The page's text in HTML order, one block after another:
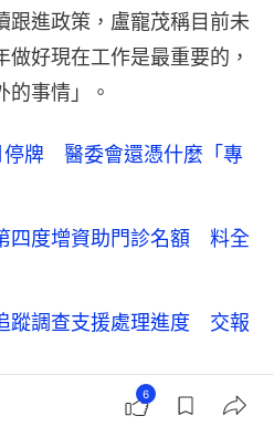
跟進政策，盧寵茂稱目前未
好現在工作是最重要的，
的事情」。
停牌 醫委會還憑什麼「專
四度增資助門診名額 料全
蹤調查支援處理進度 交報
寵茂否認削醫學會代表
6